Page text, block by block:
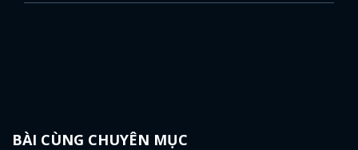
BÀI CÙNG CHUYÊN MỤC